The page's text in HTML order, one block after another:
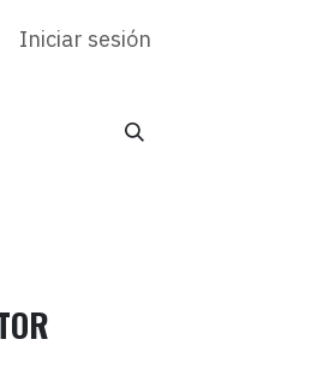
al cliente HR
Iniciar sesión